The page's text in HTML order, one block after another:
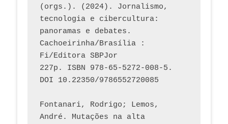
(orgs.). (2024). Jornalismo,
tecnologia e cibercultura:
panoramas e debates.
Cachoeirinha/Brasília :
Fi/Editora SBPJor
227p. ISBN 978-65-5272-008-5.
DOI 10.22350/9786552720085
Fontanari, Rodrigo; Lemos,
André. Mutações na alta